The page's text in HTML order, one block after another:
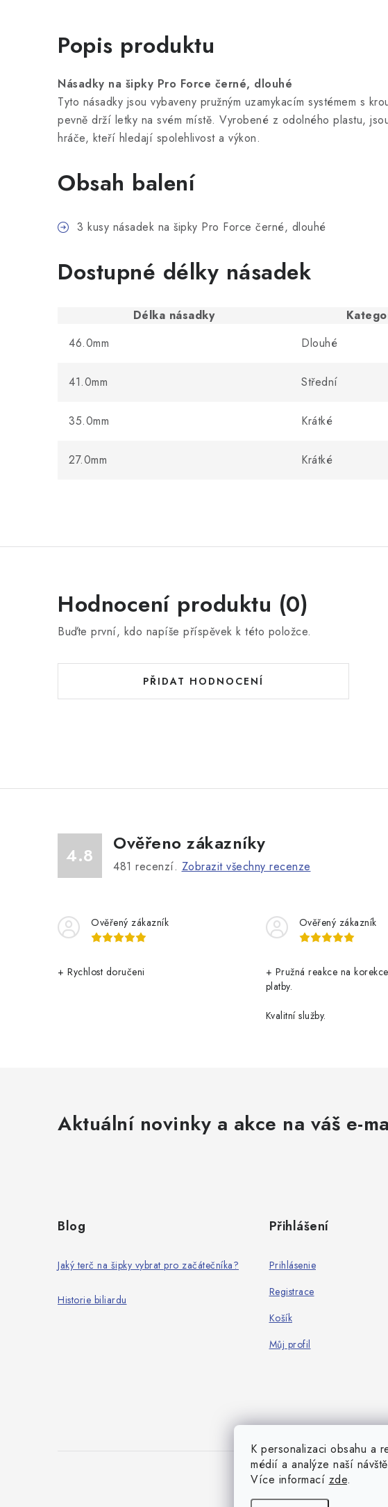
K personalizaci obsahu a
médií a analýze naší
Více informací zde.
Popis produktu
Násadky na šipky Pro Force černé, dlouhé
Tyto násadky jsou vybaveny pružným uzamykacím systémem s
pevně drží letky na svém místě. Vyrobené z odolného plastu,
hráče, kteří hledají spolehlivost a výkon.
Obsah balení
3 kusy násadek na šipky Pro Force černé, dlouhé
Dostupné délky násadek
Délka násadky
46.0mm
Dlouhé
41.0mm Střední
35.0mm Krátké
27.0mm Krátké
Hodnocení produktu (0)
Buďte první, kdo napíše příspěvek k této položce.
PŘIDAT HODNOCENÍ
4.8
Ověřeno zákazníky
481 recenzí. Zobrazit všechny recenze
Ověřený zákazník
+ Rychlost doručeni
Ověřený zákazník
+ Pružná reakce na
platby.
Kvalitní služby.
Aktuální novinky a akce na váš e-
Blog
Jaký terč na šipky vybrat pro začátečníka?
Historie biliardu
Přihlášení
Prihlásenie
Registrace
Košík
Můj profil